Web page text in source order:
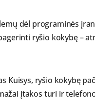
dėl programinės
ryšio kokybę –
Kuisys, ryšio kokybę
įtakos turi ir